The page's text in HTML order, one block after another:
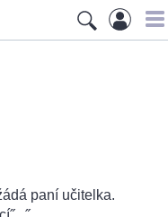
paní učitelka.